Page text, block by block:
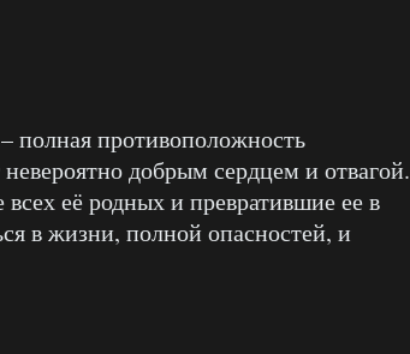
полная противоположность
добрым сердцем и отвагой.
её родных и превратившие ее в
в жизни, полной опасностей, и